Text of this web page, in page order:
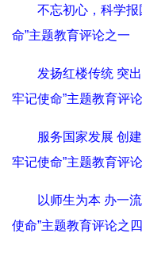
不忘初心，科学
命”主题教育评论之一
发扬红楼传统 突
牢记使命”主题教育评
服务国家发展 创
牢记使命”主题教育评
以师生为本 办一
使命”主题教育评论之四